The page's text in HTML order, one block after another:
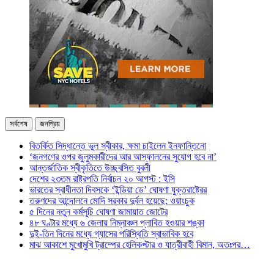
সর্বশেষ জনপ্রিয়
বিতর্কিত সিদ্ধান্তে ভুল স্বীকার, ক্ষমা চাইলেন ইনফান্তিনো
‘জনগণের ওপর জুলুমকারীদের আর আস্ফালনের সুযোগ হবে না’
আন্তর্জাতিক স্বীকৃতিতে উচ্ছ্বসিত বুবলী
দেশের ২৩তম রাষ্ট্রপতি নির্বাচন ২০ আগস্ট : ইসি
ভারতের স্বাধীনতা দিবসকে ‘ইন্ডিয়া ডে’ ঘোষণা যুক্তরাষ্ট্রের
তরুণদের আন্দোলনে মোদি সরকার দুর্বল হয়েছে: ওয়াংচুক
৫ দিনের নতুন কর্মসূচি ঘোষণা জামায়াত জোটের
৪৮ ঘণ্টার মধ্যে ৬ জেলায় নিম্নাঞ্চল প্লাবিত হওয়ার শঙ্কা
দুই-তিন দিনের মধ্যে গ্যাসের পরিস্থিতি স্বাভাবিক হবে
মাঝ আকাশে মুখোমুখি ট্রাম্পের হেলিকপ্টার ও যাত্রীবাহী বিমান, অতঃপর…